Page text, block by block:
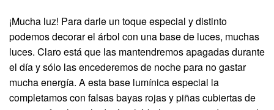
¡Mucha luz! Para darle un toque especial y distinto
podemos decorar el árbol con una base de luces, muchas
luces. Claro está que las mantendremos apagadas durante
el día y sólo las encederemos de noche para no gastar
mucha energía. A esta base lumínica especial la
completamos con falsas bayas rojas y piñas cubiertas de